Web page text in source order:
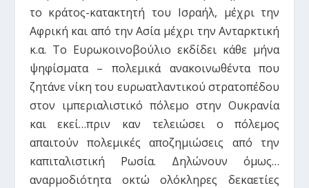
το κράτος-κατακτητή του Ισραήλ, μέχρι την
Αφρική και από την Ασία μέχρι την Ανταρκτική
κ.α. Το Ευρωκοινοβούλιο εκδίδει κάθε μήνα
ψηφίσματα – πολεμικά ανακοινωθέντα που
ζητάνε νίκη του ευρωατλαντικού στρατοπέδου
στον ιμπεριαλιστικό πόλεμο στην Ουκρανία
και εκεί…πριν καν τελειώσει ο πόλεμος
απαιτούν πολεμικές αποζημιώσεις από την
καπιταλιστική Ρωσία. Δηλώνουν όμως…
αναρμοδιότητα οκτώ ολόκληρες δεκαετίες